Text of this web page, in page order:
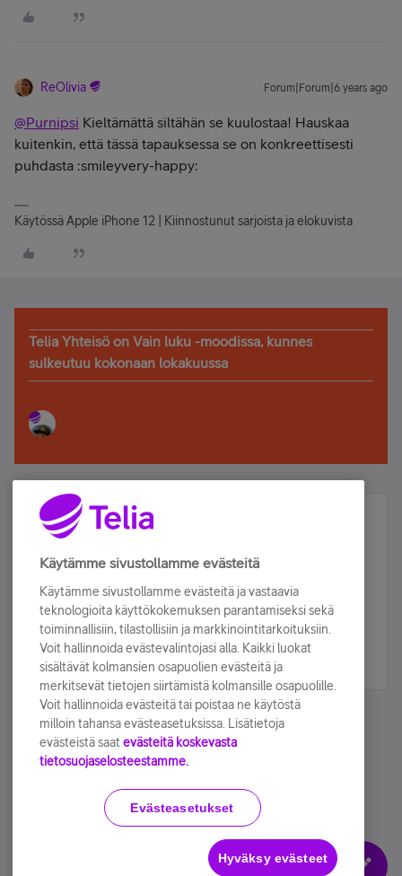
ReOlivia Forum|Forum|6 years ago
@Purnipsi Kieltämättä siltähän se kuulostaa! Hauskaa
kuitenkin, että tässä tapauksessa se on konkreettisesti
puhdasta :smileyvery-happy:
Käytössä Apple iPhone 12 | Kiinnostunut sarjoista ja elokuvista
Telia Yhteisö on Vain luku -moodissa, kunnes
sulkeutuu kokonaan lokakuussa
Älä jää paitsi – osallistu ja voita!
Tilaa Telian uutiskirje ja olet mukana arvonnassa.
sähköpostiisi.
Tilaa nyt
Käyttöehdot Accessibility statement
Evästeasetukset
Käytämme sivustollamme evästeitä
Käytämme sivustollamme evästeitä ja vastaavia
teknologioita käyttökokemuksen parantamiseksi sekä
toiminnallisiin, tilastollisiin ja markkinointitarkoituksiin.
Voit hallinnoida evästevalintojasi alla. Kaikki luokat
sisältävät kolmansien osapuolien evästeitä ja
merkitsevät tietojen siirtämistä kolmansille osapuolille.
Voit hallinnoida evästeitä tai poistaa ne käytöstä
milloin tahansa evästeasetuksissa. Lisätietoja
evästeistä saat evästeitä koskevasta
tietosuojaselosteestamme.
Evästeasetukset
Hyväksy evästeet